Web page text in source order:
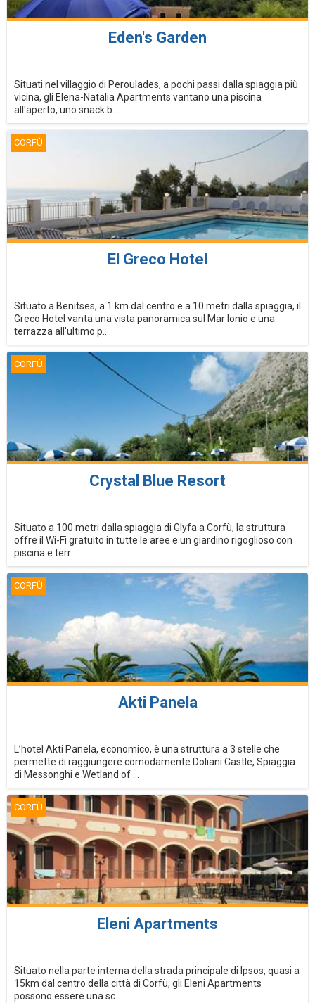
Eden's Garden
Situati nel villaggio di Peroulades, a pochi passi dalla spiaggia più
vicina, gli Elena-Natalia Apartments vantano una piscina
all'aperto, uno snack b...
CORFÙ
El Greco Hotel
Situato a Benitses, a 1 km dal centro e a 10 metri dalla spiaggia, il
Greco Hotel vanta una vista panoramica sul Mar Ionio e una
terrazza all'ultimo p...
CORFÙ
Crystal Blue Resort
Situato a 100 metri dalla spiaggia di Glyfa a Corfù, la struttura
offre il Wi-Fi gratuito in tutte le aree e un giardino rigoglioso con
piscina e terr...
CORFÙ
Akti Panela
L’hotel Akti Panela, economico, è una struttura a 3 stelle che
permette di raggiungere comodamente Doliani Castle, Spiaggia
di Messonghi e Wetland of ...
CORFÙ
Eleni Apartments
Situato nella parte interna della strada principale di Ipsos, quasi a
15km dal centro della città di Corfù, gli Eleni Apartments
possono essere una sc...